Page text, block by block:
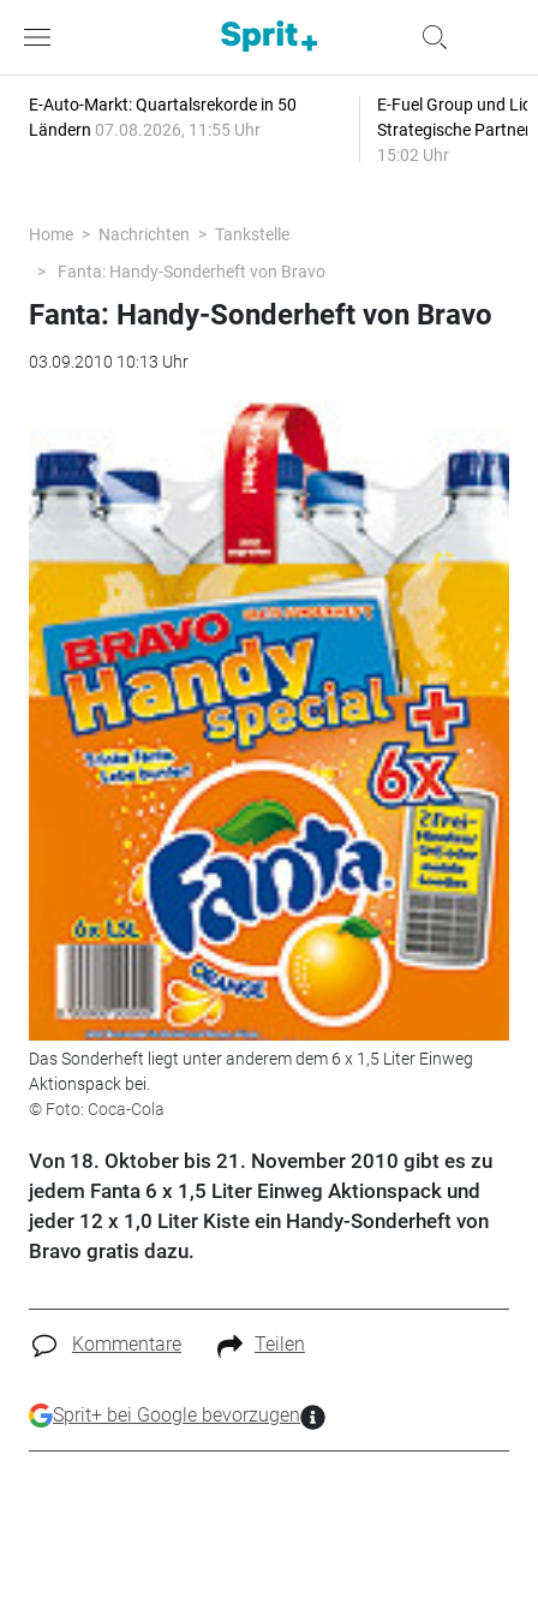
E-Auto-Markt: Quartalsrekorde in 50
Ländern 07.08.2026, 11:55 Uhr
E-Fuel Group und
Strategische
15:02 Uhr
Home Nachrichten
Tankstelle
Fanta: Handy-Sonderheft von Bravo
Fanta: Handy-Sonderheft von Bravo
03.09.2010 10:13 Uhr
Das Sonderheft liegt unter anderem dem 6 x 1,5 Liter Einweg
Aktionspack bei.
© Foto: Coca-Cola
Von 18. Oktober bis 21. November 2010 gibt es zu
jedem Fanta 6 x 1,5 Liter Einweg Aktionspack und
jeder 12 x 1,0 Liter Kiste ein Handy-Sonderheft von
Bravo gratis dazu.
Kommentare Teilen
Sprit+ bei Google bevorzugen